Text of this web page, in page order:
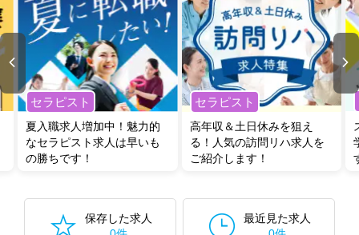
・クリニック
他の条件でも人気の求人がございますので、「こだわり条件」から検索
いただくか、お気軽にお問い合わせください。
全国の臨床工学技士求人から検索いただくことも可能です。
無料転職支援サービスにお申し込みいただくと、ご希望条件をヒアリン
グした上で求人をご提案いたします。
ご希望条件がまだ定まっていない方は
人気の希望条件をピックアップし
た求人特集 をぜひご活用ください。
転職支援の他、情報収集や募集状況の確認も、お気軽にご相談くださ
セラピスト
夏入職求人増加中！魅力的
なセラピスト求人は早いも
の勝ちです！
セラピスト
高年収＆土日休みを狙え
る！人気の訪問リハ求人を
ご紹介します！
保存した求人
最近見た求人